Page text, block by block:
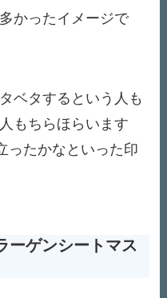
かったイメージで
ベタするという人も
もちらほらいます
ったかなといった印
ゲンシートマス